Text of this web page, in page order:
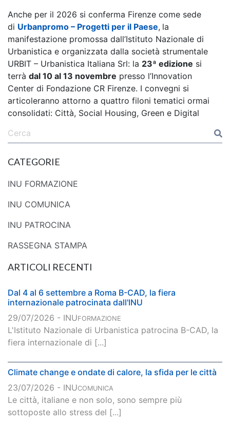
Anche per il 2026 si conferma Firenze come sede
di Urbanpromo – Progetti per il Paese, la
manifestazione promossa dall’Istituto Nazionale di
Urbanistica e organizzata dalla società strumentale
URBIT – Urbanistica Italiana Srl: la 23ª edizione si
terrà dal 10 al 13 novembre presso l’Innovation
Center di Fondazione CR Firenze. I convegni si
articoleranno attorno a quattro filoni tematici ormai
consolidati: Città, Social Housing, Green e Digital
CATEGORIE
INU FORMAZIONE
INU COMUNICA
INU PATROCINA
RASSEGNA STAMPA
ARTICOLI RECENTI
Dal 4 al 6 settembre a Roma B-CAD, la fiera
internazionale patrocinata dall'INU
29/07/2026 - INUFORMAZIONE
L'Istituto Nazionale di Urbanistica patrocina B-CAD, la
fiera internazionale di [...]
Climate change e ondate di calore, la sfida per le città
23/07/2026 - INUCOMUNICA
Le città, italiane e non solo, sono sempre più
sottoposte allo stress del [...]